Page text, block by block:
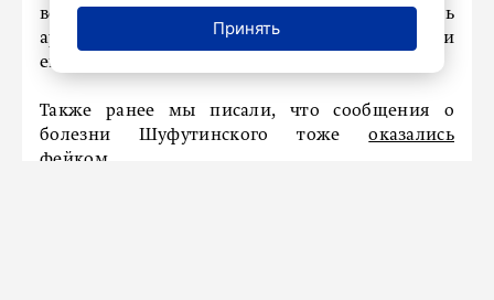
возникли проблемы с сердцем и поднялось
артериальное давление, поэтому врачи оказали
ей помощь.
Также ранее мы писали, что сообщения о
болезни Шуфутинского тожеоказались
фейком.
Принять